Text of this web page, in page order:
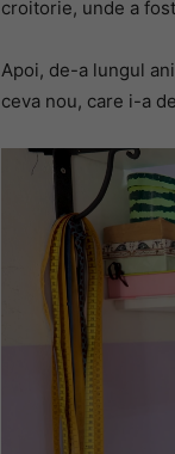
croitorie, unde a
Apoi, de-a lungul
ceva nou, care i-a